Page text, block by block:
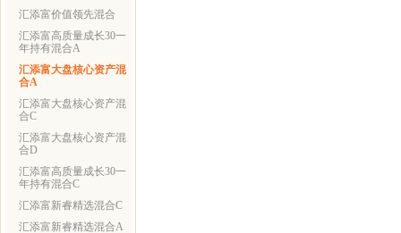
汇添富价值领先混合
汇添富高质量成长30一
年持有混合A
汇添富大盘核心资产混
合A
汇添富大盘核心资产混
合C
汇添富大盘核心资产混
合D
汇添富高质量成长30一
年持有混合C
汇添富新睿精选混合C
汇添富新睿精选混合A